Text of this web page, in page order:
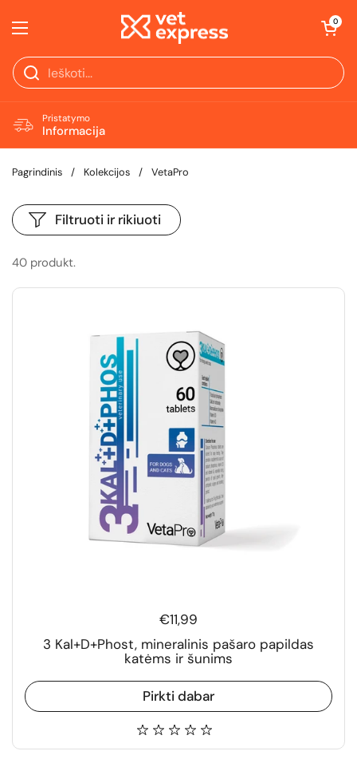
Atidaryti meniu
Atidaryti
0
Pristatymo
Informacija
Pagrindinis / Kolekcijos / VetaPro
40 produkt.
Filtruoti ir rikiuoti
€11,99
3 Kal+D+Phost, mineralinis pašaro papildas
katėms ir šunims
Pirkti dabar